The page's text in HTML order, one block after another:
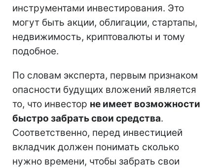
инструментами инвестирования. Это
могут быть акции, облигации, стартапы,
недвижимость, криптовалюты и тому
подобное.
По словам эксперта, первым признаком
опасности будущих вложений является
то, что инвестор не имеет возможности
быстро забрать свои средства.
Соответственно, перед инвестицией
вкладчик должен понимать сколько
нужно времени, чтобы забрать свои